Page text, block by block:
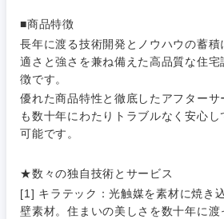
■商品特徴
長年に渡る技術開発とノウハウの蓄
適さと強さを兼ね備えた高品質な住
徴です。
優れた商品特性と徹底したアフター
も数十年にわたりトラブルなく安心
可能です。
★数々の独自技術とサービス
[1] キラテック：光触媒を素材に焼き
壁素材。住まいの美しさを数十年に
クリエイ
ティブ
コンサル
タント
専門職
技術職
（IT）、
Webサー
ビス・制
専門職
技術職（IT）、Webサービス・制
技術職（モノづくり）
メディカル
建設・不動産
小売・通販・外食
IT・通信
外資系企業 英
完全週休2日制